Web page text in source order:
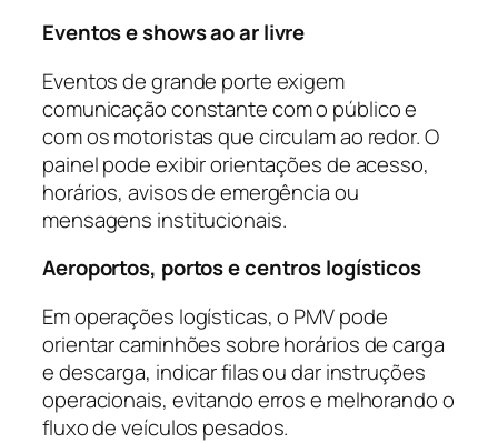
Eventos e shows ao ar livre
Eventos de grande porte exigem
comunicação constante com o público e
com os motoristas que circulam ao redor. O
painel pode exibir orientações de acesso,
horários, avisos de emergência ou
mensagens institucionais.
Aeroportos, portos e centros logísticos
Em operações logísticas, o PMV pode
orientar caminhões sobre horários de carga
e descarga, indicar filas ou dar instruções
operacionais, evitando erros e melhorando o
fluxo de veículos pesados.